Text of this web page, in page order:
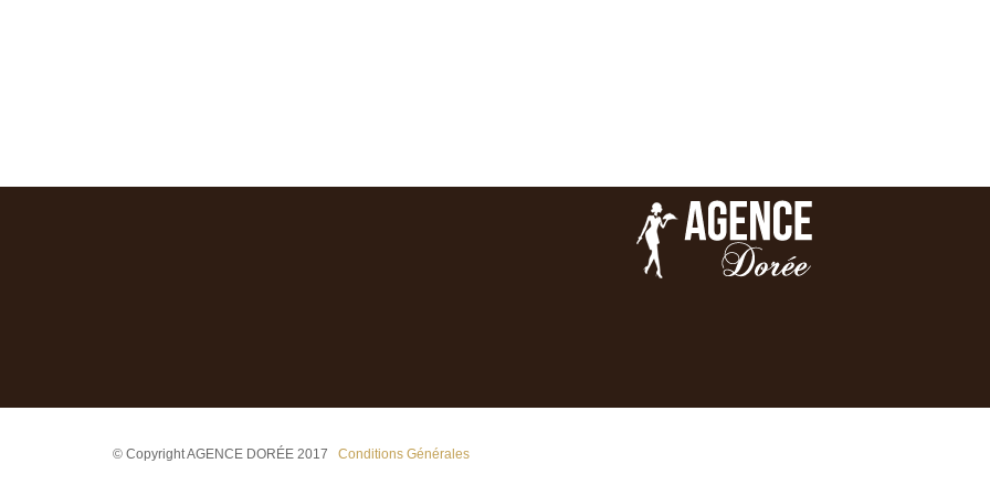
© Copyright AGENCE DORÉE 2017 Conditions Générales